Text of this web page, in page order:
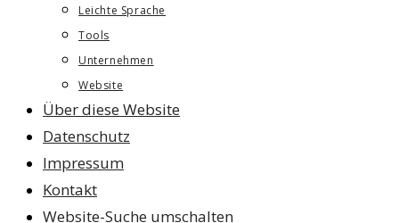
Leichte Sprache
Tools
Unternehmen
Website
Über diese Website
Datenschutz
Impressum
Kontakt
Website-Suche umschalten